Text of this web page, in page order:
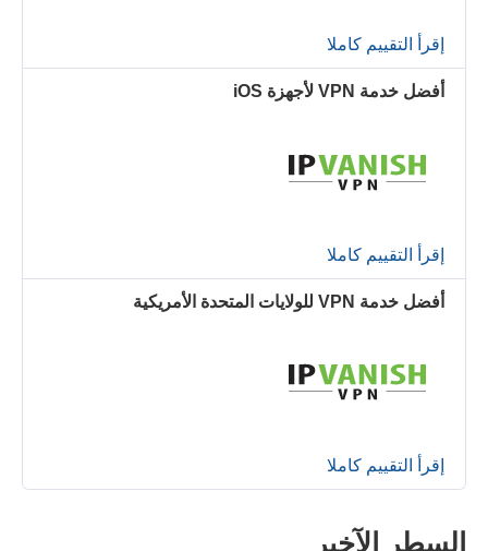
إقرأ التقييم كاملا
أفضل خدمة VPN لأجهزة iOS
إقرأ التقييم كاملا
أفضل خدمة VPN للولايات المتحدة الأمريكية
إقرأ التقييم كاملا
السطر الآخير